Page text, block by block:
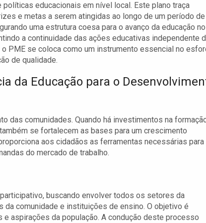
políticas educacionais em nível local. Este plano traça
e metas a serem atingidas ao longo de um período de
uma estrutura coesa para o avanço da educação no
a continuidade das ações educativas independente
PME se coloca como um instrumento essencial no
de qualidade.
da Educação para o
das comunidades. Quando há investimentos na
se fortalecem as bases para um crescimento
aos cidadãos as ferramentas necessárias para
do mercado de trabalho.
buscando envolver todos os setores da
comunidade e instituições de ensino. O objetivo é
aspirações da população. A condução deste processo